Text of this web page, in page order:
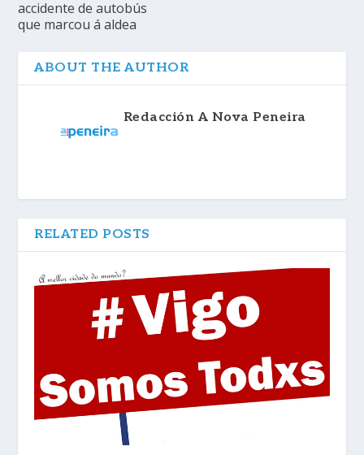
accidente de autobús
que marcou á aldea
ABOUT THE AUTHOR
Redacción A Nova Peneira
RELATED POSTS